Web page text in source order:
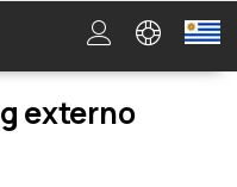
externo